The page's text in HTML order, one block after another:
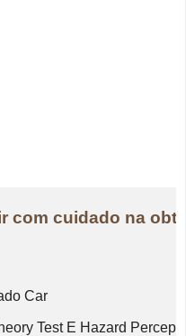
com cuidado na
Car
Test E Hazard